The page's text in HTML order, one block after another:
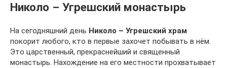
Николо – Угрешский монастырь
На сегодняшний день Николо – Угрешский храм
покорит любого, кто в первые захочет побывать в нём.
Это царственный, прекраснейший и священный
монастырь. Нахождение на его местности прохватывает